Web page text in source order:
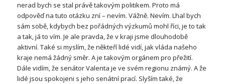
nerad bych se stal právě takovým politikem. Proto má
odpověď na tuto otázku zní – nevím. Vážně. Nevím. Lhal bych
sám sobě, kdybych bez pořádných výzkumů mohl říci, je to tak
a tak, já to vím. Je ale pravda, že v kraji jsme dlouhodobě
aktivní. Také si myslím, že někteří lidé vidí, jak vláda našeho
kraje nemá žádný směr. A je takovým orgánem pro přežití.
Dále vidím, že senátor Valenta je ve svém regionu známý. A že
lidé jsou spokojeni s jeho senátní prací. Slyším také, že